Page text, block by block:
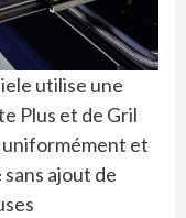
utilise une
Plus et de Gril
uniformément et
ajout de